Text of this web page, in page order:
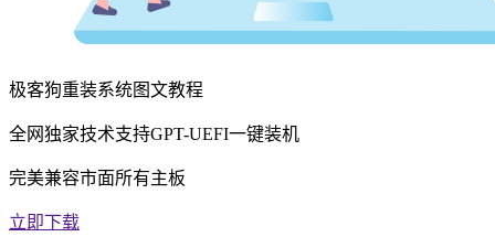
极客狗重装系统图文教程
全网独家技术支持GPT-UEFI一键装机
完美兼容市面所有主板
立即下载